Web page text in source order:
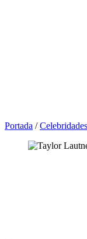
Portada /Celebridades